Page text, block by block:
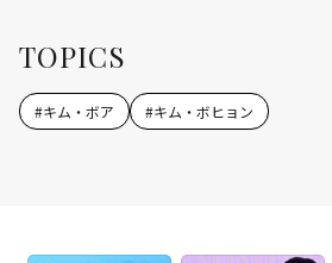
TOPICS
#キム・ボア #キム・ボヒョン